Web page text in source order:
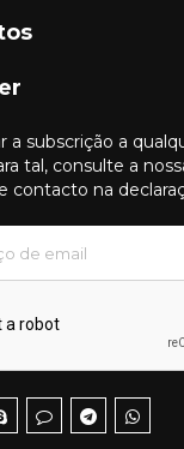
a subscrição a
tal, consulte a
contacto na